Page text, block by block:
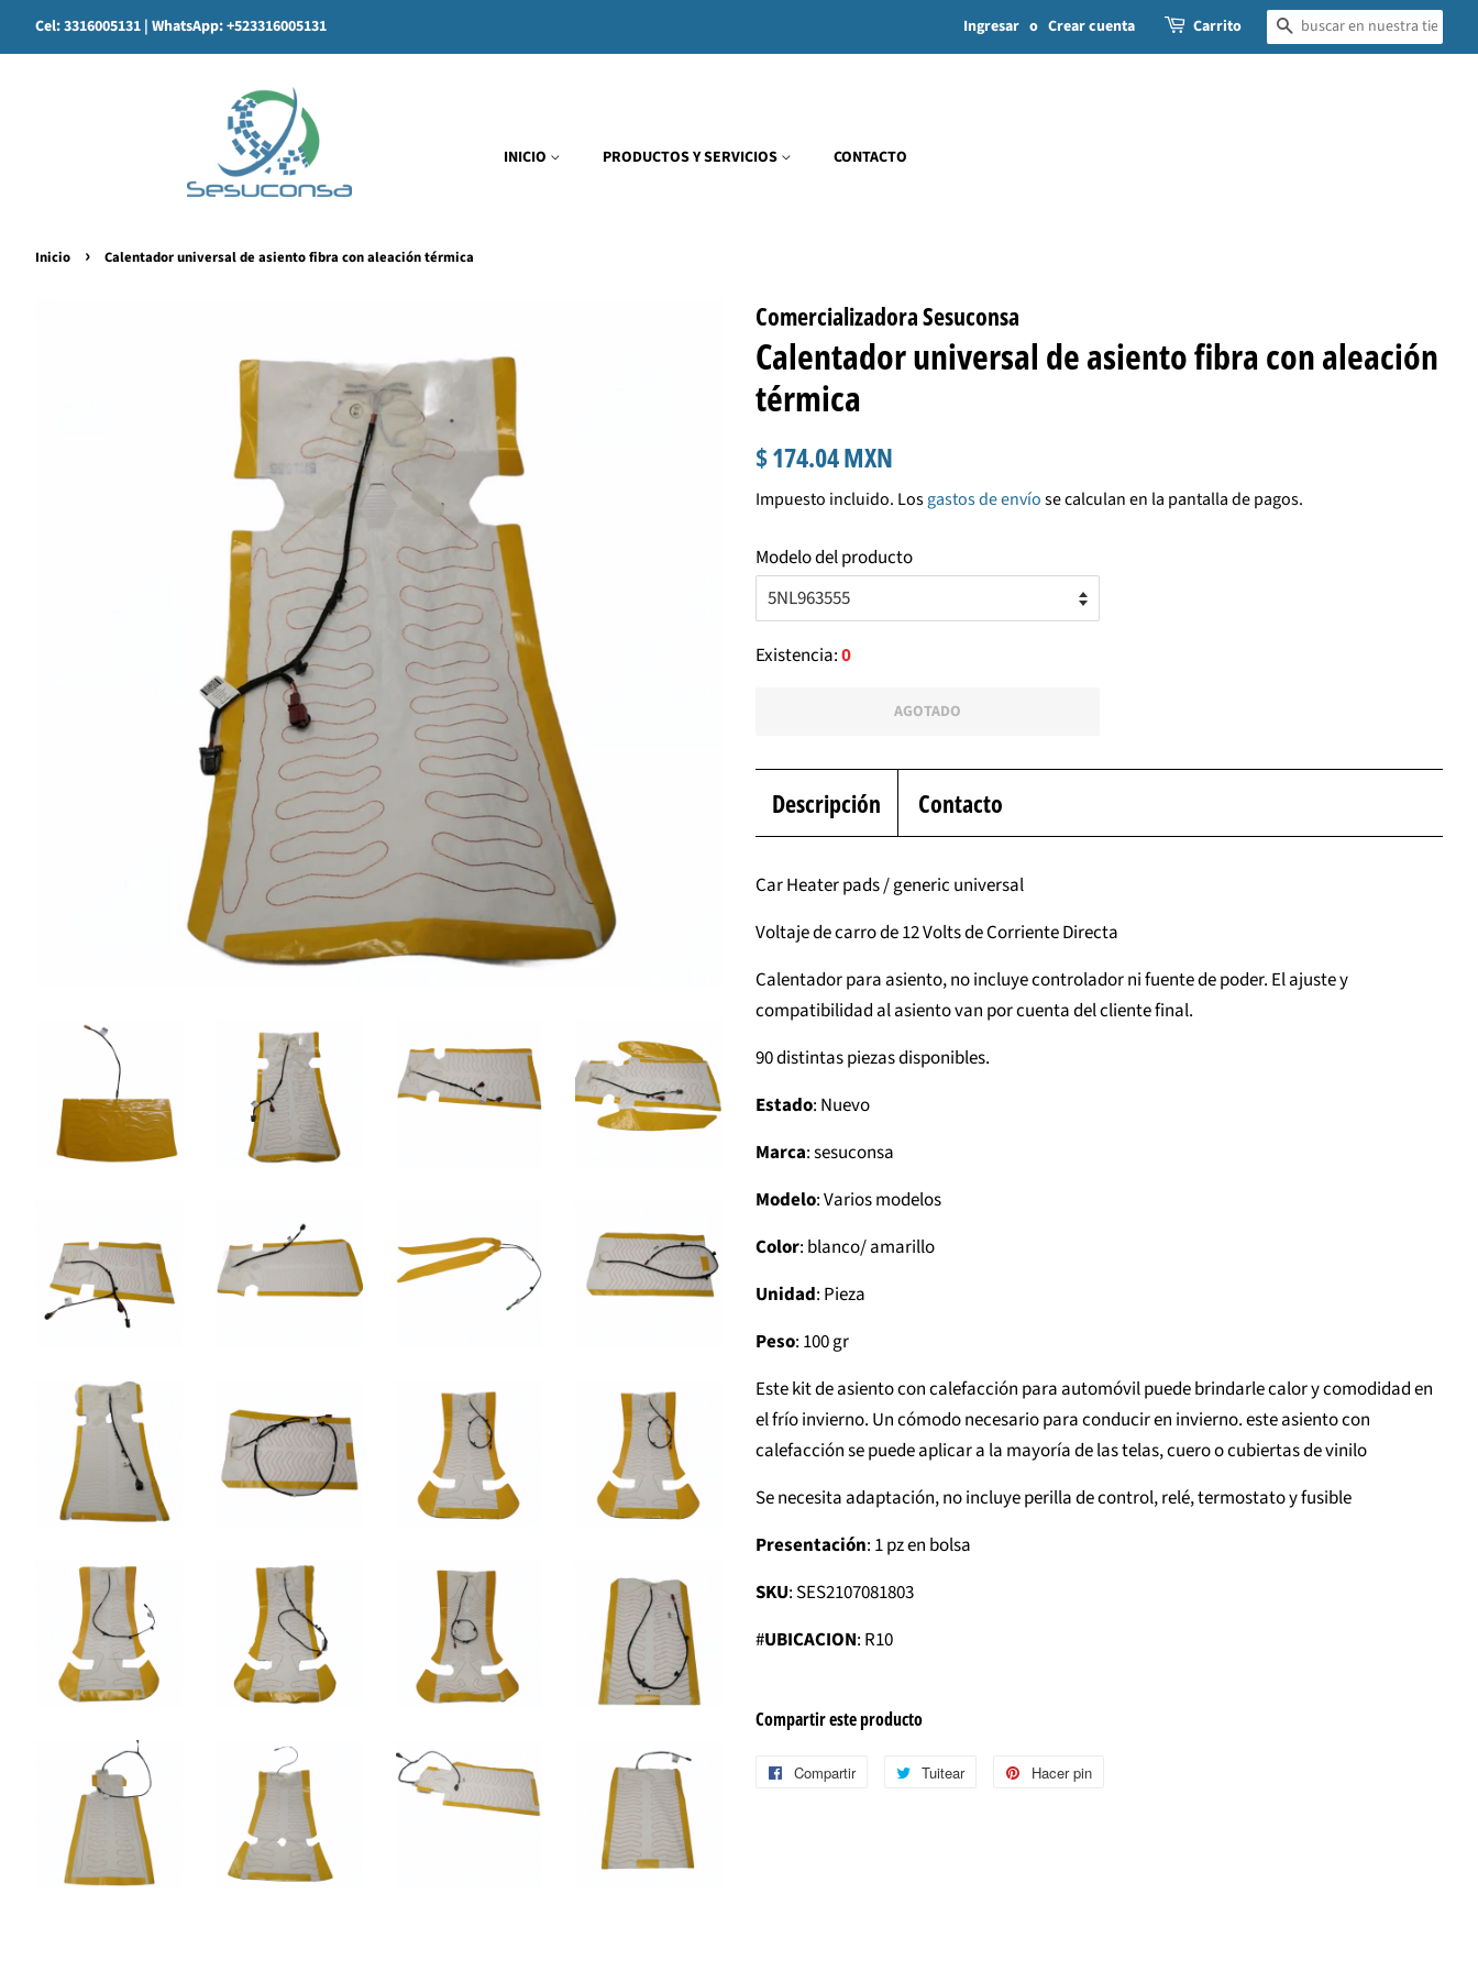
Cel: 3316005131 | WhatsApp: +523316005131 Ingresar o Crear cuenta Carrito BUSCAR
INICIO PRODUCTOS Y SERVICIOS CONTACTO
Inicio › Calentador universal de asiento fibra con aleación térmica
Comercializadora Sesuconsa
Calentador universal de asiento fibra con aleación
térmica
Precio
$ 174.04 MXN
venta
Impuesto incluido. Losgastos de envíose calculan en la pantalla de pagos.
Modelo del producto
Existencia:0
AGOTADO
Descripción Contacto
Car Heater pads / generic universal
Voltaje de carro de 12 Volts de Corriente Directa
Calentador para asiento, no incluye controlador ni fuente de poder. El ajuste y
compatibilidad al asiento van por cuenta del cliente final.
90 distintas piezas disponibles.
Estado: Nuevo
Marca: sesuconsa
Modelo: Varios modelos
Color: blanco/ amarillo
Unidad: Pieza
Peso: 100 gr
Este kit de asiento con calefacción para automóvil puede brindarle calor y comodidad en
el frío invierno. Un cómodo necesario para conducir en invierno. este asiento con
calefacción se puede aplicar a la mayoría de las telas, cuero o cubiertas de vinilo
Se necesita adaptación, no incluye perilla de control, relé, termostato y fusible
Presentación: 1 pz en bolsa
SKU: SES2107081803
#UBICACION: R10
Compartir este producto
Compartir
CompartirTuitear
Tuitear
Hacer pin